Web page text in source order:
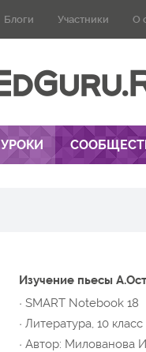
Блоги Участники О
УРОКИ
Изучение пьесы
· SMART Notebook 18
· Литература, 10 класс
· Автор: Милованова